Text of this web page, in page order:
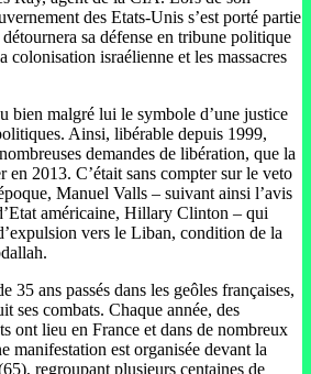
des Etats-Unis s’est porté partie
sa défense en tribune politique
colonisation israélienne et les massacres
bien malgré lui le symbole d’une justice
Ainsi, libérable depuis 1999,
demandes de libération, que la
en 2013. C’était sans compter sur le veto
Manuel Valls – suivant ainsi l’avis
américaine, Hillary Clinton – qui
vers le Liban, condition de la
35 ans passés dans les geôles françaises,
ses combats. Chaque année, des
ont lieu en France et dans de nombreux
manifestation est organisée devant la
regroupant plusieurs centaines de